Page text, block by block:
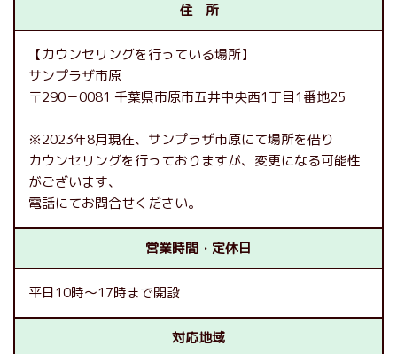
住 所
【カウンセリングを行っている場所】
サンプラザ市原
〒290－0081 千葉県市原市五井中央西1丁目1番地25
※2023年8月現在、サンプラザ市原にて場所を借り
カウンセリングを行っておりますが、変更になる可能性
がございます、
電話にてお問合せください。
営業時間・定休日
平日10時～17時まで開設
対応地域